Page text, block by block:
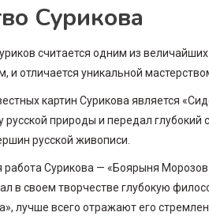
Сурикова
считается одним из
и отличается уникальной
картин Сурикова является
природы и передал глубокий
русской живописи.
работа Сурикова — «Боярыня
в своем творчестве глубокую
лучше всего отражают его